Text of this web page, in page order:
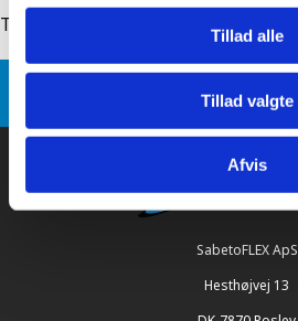
Tillad alle
Tillad valgte
Afvis
Tilbage til: sabetocover
SabetoCOVER
SabetoFLEX ApS
Hesthøjvej 13